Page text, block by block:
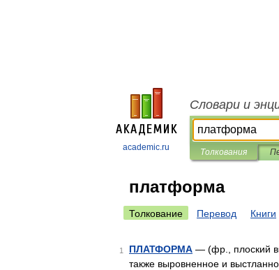
academic.ru
Словари и
Толкования
платформа
Толкование Перевод Книги
1 ПЛАТФОРМА — (фр., плоский
также выровненное и